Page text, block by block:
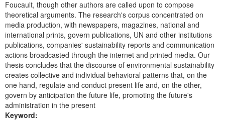
Foucault, though other authors are called upon to compose
theoretical arguments. The research's corpus concentrated on
media production, with newspapers, magazines, national and
international prints, govern publications, UN and other institutions
publications, companies' sustainability reports and communication
actions broadcasted through the internet and printed media. Our
thesis concludes that the discourse of environmental sustainability
creates collective and individual behavioral patterns that, on the
one hand, regulate and conduct present life and, on the other,
govern by anticipation the future life, promoting the future's
administration in the present
Keyword: